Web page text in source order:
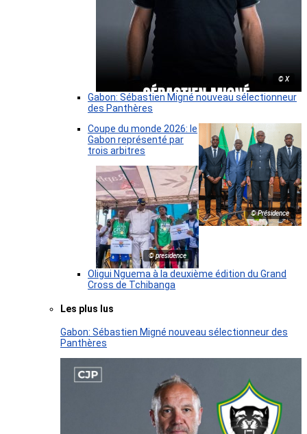
© X
Gabon: Sébastien Migné nouveau sélectionneur
des Panthères
© Présidence
Coupe du monde 2026: le
Gabon représenté par
trois arbitres
© presidence
Oligui Nguema à la deuxième édition du Grand
Cross de Tchibanga
Les plus lus
Gabon: Sébastien Migné nouveau sélectionneur des
Panthères